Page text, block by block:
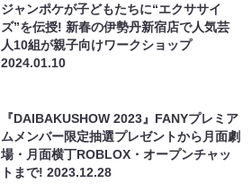
ジャンポケが子どもたちに“エクササイ
ズ”を伝授! 新春の伊勢丹新宿店で人気芸
人10組が親子向けワークショップ
2024.01.10
『DAIBAKUSHOW 2023』FANYプレミア
ムメンバー限定抽選プレゼントから⽉⾯劇
場・⽉⾯横丁ROBLOX・オープンチャッ
トまで!2023.12.28